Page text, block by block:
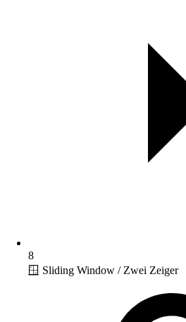
8
🪟 Sliding Window / Zwei Zeiger